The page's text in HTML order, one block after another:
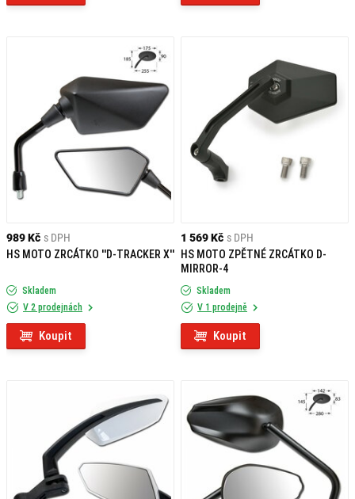
989 Kč s DPH
HS MOTO ZRCÁTKO ''D-TRACKER X''
Skladem
V 2 prodejnách
Koupit
1 569 Kč s DPH
HS MOTO ZPĚTNÉ ZRCÁTKO D-
MIRROR-4
Skladem
V 1 prodejně
Koupit